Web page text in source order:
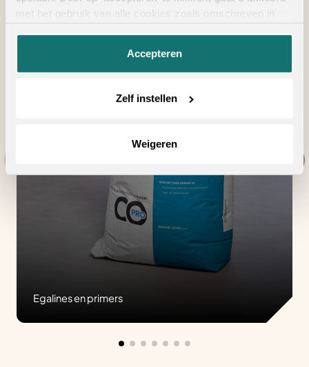
met het gebruik van alle cookies zoals omschreven in
Accepteren
Zelf instellen
Weigeren
Egalines en primers